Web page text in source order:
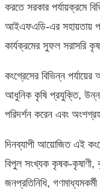
করতে সরকার পর্যায়ক্রমে
আইএফএডি-এর সহায়তায়
কার্যক্রমের সুফল সরাসরি
কংগ্রেসের বিভিন্ন
আধুনিক কৃষি প্রযুক্তি,
পরিদর্শন করেন এবং
দিনব্যাপী আয়োজিত এই
বিপুল সংখ্যক কৃষক-কৃষাণী,
জনপ্রতিনিধি, গণমাধ্যমকর্মী